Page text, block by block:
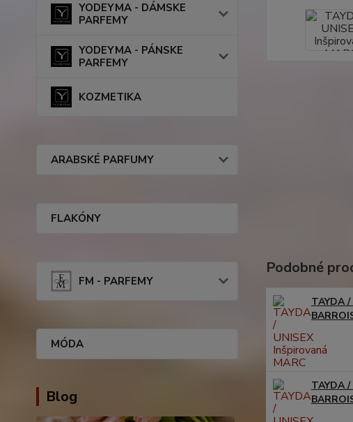
YODEYMA - DÁMSKE
PARFEMY
YODEYMA - PÁNSKE
PARFEMY
KOZMETIKA
ARABSKÉ PARFUMY
FLAKÓNY
FM - PARFEMY
MÓDA
Blog
Podobné
TAYDA
TAYDA